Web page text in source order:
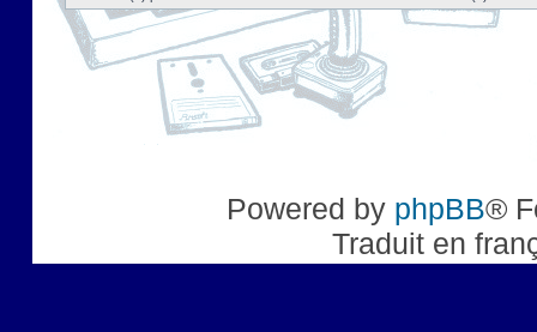
Powered by phpBB®
Traduit en